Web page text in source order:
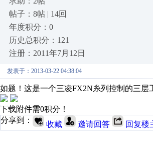
帖子：8帖 | 14回
年度积分：0
历史总积分：121
注册：2011年7月12日
发表于：2013-03-22 04:38:04
如题！这是一个三凌FX2N糸列控制的三
下载附件需0积分！
分享到：
收藏 邀请回答 回复楼